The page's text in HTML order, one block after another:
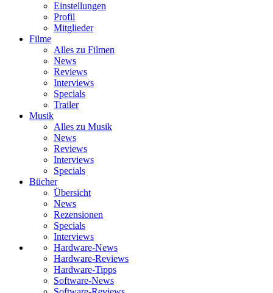
Einstellungen
Profil
Mitglieder
Filme
Alles zu Filmen
News
Reviews
Interviews
Specials
Trailer
Musik
Alles zu Musik
News
Reviews
Interviews
Specials
Bücher
Übersicht
News
Rezensionen
Specials
Interviews
Hardware-News
Hardware-Reviews
Hardware-Tipps
Software-News